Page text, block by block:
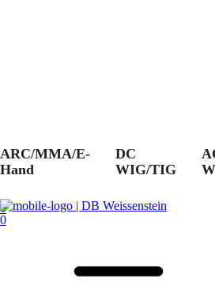
ARC/MMA/E-
Hand
DC
WIG/TIG
0
0